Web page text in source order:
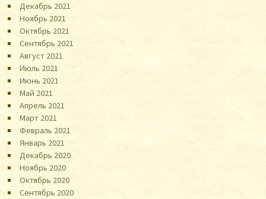
Декабрь 2021
Ноябрь 2021
Октябрь 2021
Сентябрь 2021
Август 2021
Июль 2021
Июнь 2021
Май 2021
Апрель 2021
Март 2021
Февраль 2021
Январь 2021
Декабрь 2020
Ноябрь 2020
Октябрь 2020
Сентябрь 2020